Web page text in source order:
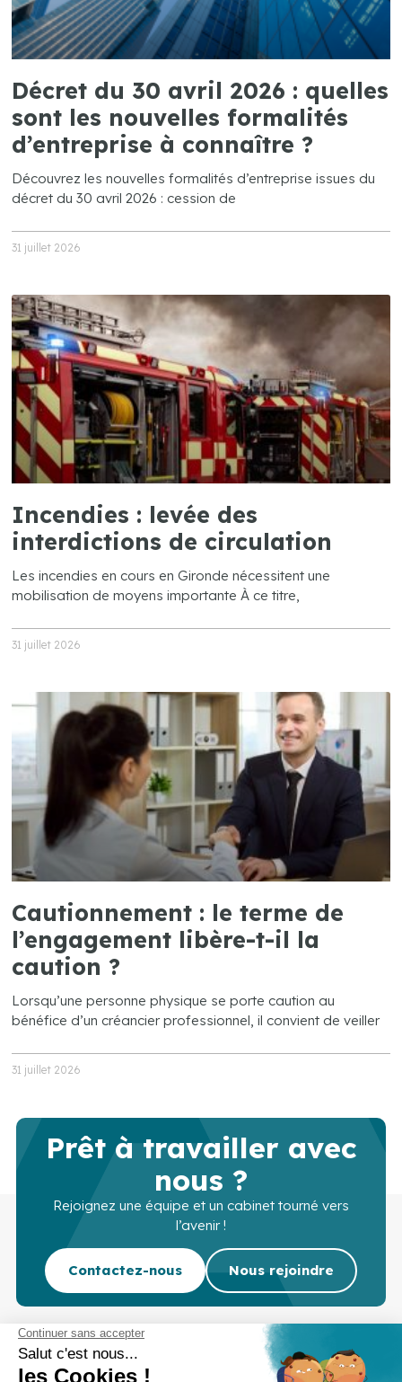
Décret du 30 avril 2026 : quelles
sont les nouvelles formalités
d’entreprise à connaître ?
Découvrez les nouvelles formalités d’entreprise issues du
décret du 30 avril 2026 : cession de
31 juillet 2026
Incendies : levée des
interdictions de circulation
Les incendies en cours en Gironde nécessitent une
mobilisation de moyens importante À ce titre,
31 juillet 2026
Cautionnement : le terme de
l’engagement libère-t-il la
caution ?
Lorsqu’une personne physique se porte caution au
bénéfice d’un créancier professionnel, il convient de veiller
31 juillet 2026
Prêt à travailler avec
nous ?
Rejoignez une équipe et un cabinet tourné vers
l’avenir !
Contactez-nous Nous rejoindre